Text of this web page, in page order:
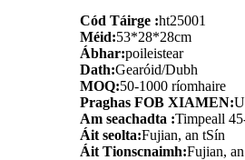
Cód Táirge :ht25001
Méid:53*28*28cm
Ábhar:poileistear
Dath:Gearóid/Dubh
MOQ:50-1000 ríomhaire
Praghas FOB XIAMEN:
Am seachadta :Timpeall
Áit seolta:Fujian, an tSín
Áit Tionscnaimh:Fujian,